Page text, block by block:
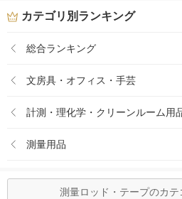
カテゴリ別ランキング
総合ランキング
文房具・オフィス・手芸
計測・理化学・クリーンルーム用
測量用品
測量ロッド・テープのカテ